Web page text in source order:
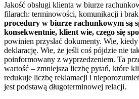
Jakość obsługi klienta w biurze
filarach: terminowości, komunikacji i
procedury w biurze rachunkowym są
konsekwentnie, klient wie, czego się
powinien przysłać dokumenty. Wie,
deklarację. Wie, że jeśli coś pójdzie nie
poinformowany z wyprzedzeniem. Ta
wartość – zmniejsza liczbę pytań, które
redukuje liczbę reklamacji i
jest podstawą długoterminowej relacji.